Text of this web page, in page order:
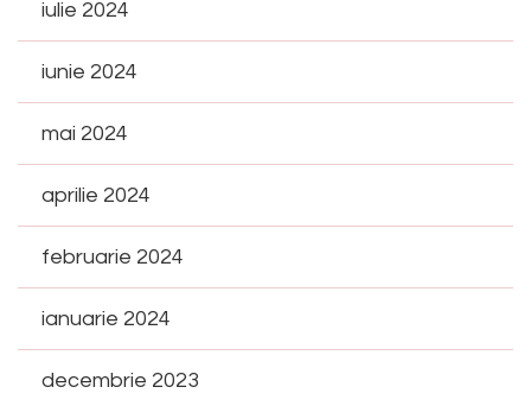
iulie 2024
iunie 2024
mai 2024
aprilie 2024
februarie 2024
ianuarie 2024
decembrie 2023